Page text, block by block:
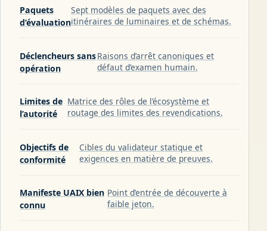
Paquets
d’évaluation
Sept modèles de paquets avec des
itinéraires de luminaires et de schémas.
Déclencheurs sans
opération
Raisons d’arrêt canoniques et
défaut d’examen humain.
Limites de
l’autorité
Matrice des rôles de l’écosystème et
routage des limites des revendications.
Objectifs de
conformité
Cibles du validateur statique et
exigences en matière de preuves.
Manifeste UAIX bien
connu
Point d’entrée de découverte à
faible jeton.